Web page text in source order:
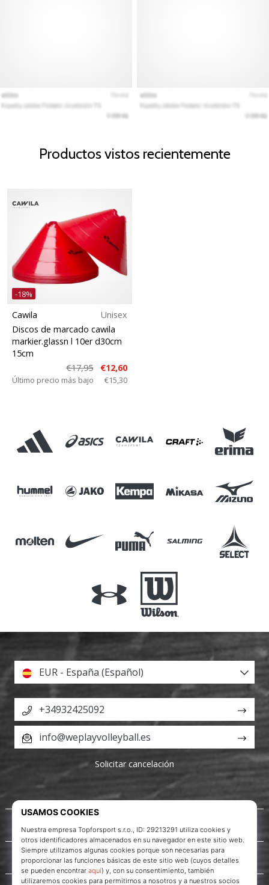
Productos vistos recientemente
-18%
Cawila
Unisex
Discos de marcado cawila
markier.glassn l 10er d30cm
15cm
€17,95
€12,60
Último precio más bajo €15,30
Acerca de nosotros
Servicio al cliente
EUR - España (Español)
+34932425092
info@weplayvolleyball.es
Solicitar cancelación